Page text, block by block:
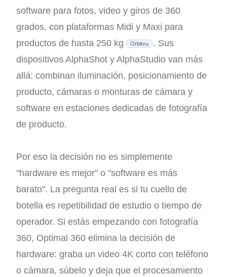
software para fotos, video y giros de 360
grados, con plataformas Midi y Maxi para
productos de hasta 250 kg
Orbitvu
. Sus
dispositivos AlphaShot y AlphaStudio van más
allá: combinan iluminación, posicionamiento de
producto, cámaras o monturas de cámara y
software en estaciones dedicadas de fotografía
de producto.
Por eso la decisión no es simplemente
"hardware es mejor" o "software es más
barato". La pregunta real es si tu cuello de
botella es repetibilidad de estudio o tiempo de
operador. Si estás empezando con fotografía
360, Optimal 360 elimina la decisión de
hardware: graba un video 4K corto con teléfono
o cámara, súbelo y deja que el procesamiento